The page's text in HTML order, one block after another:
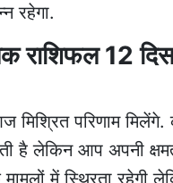
रहेगा.
राशिफल 12
मिश्रित परिणाम मिलेंगे.
है लेकिन आप अपनी
में स्थिरता रहेगी